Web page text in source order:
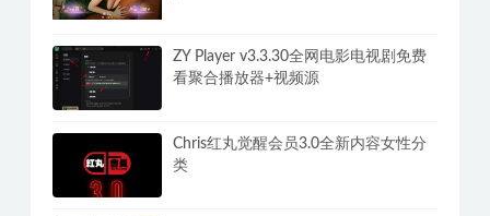
ZY Player v3.3.30全网电影电视剧免费
看聚合播放器+视频源
Chris红丸觉醒会员3.0全新内容女性分
类